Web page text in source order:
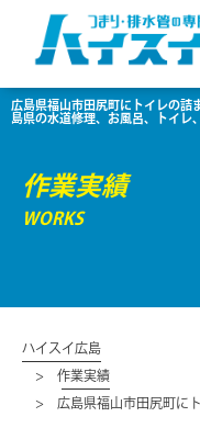
広島県福山市田尻町にトイレの詰
島県の水道修理、お風呂、トイレ
作業実績
WORKS
ハイスイ広島
作業実績
広島県福山市田尻町に